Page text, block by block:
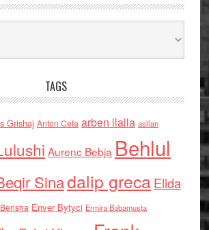
TAGS
Grishaj Anton Cefa arben llalla asllan
Aurenc Bebja Behlul
Sinadalip grecaElida
Enver Bytyci Ermira Babamusta